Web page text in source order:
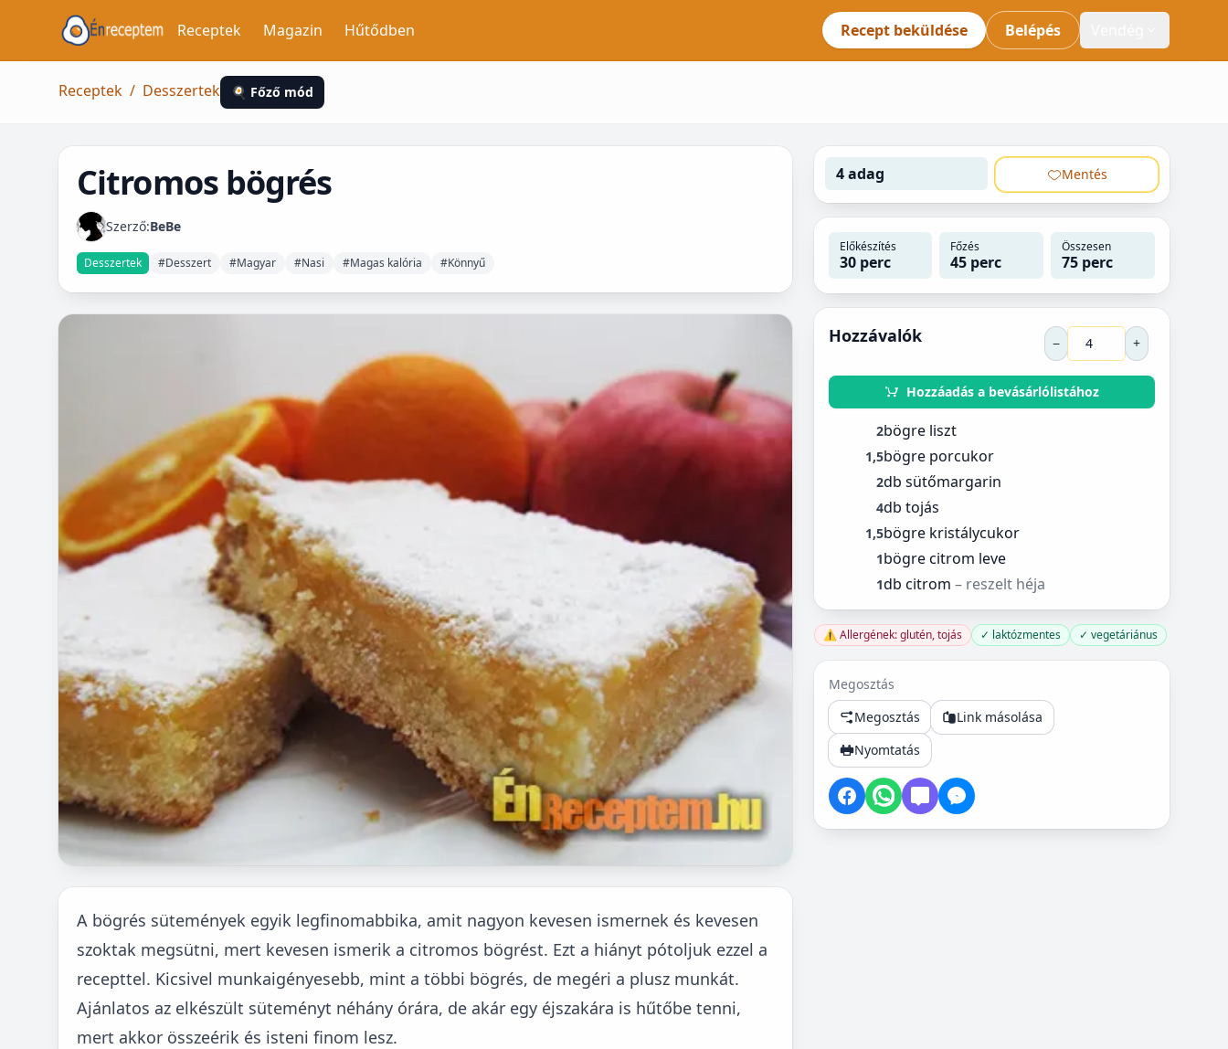
Receptek Magazin Hűtődben Recept beküldése Belépés
Receptek / Desszertek 🍳 Főző mód
Citromos bögrés
Szerző:BeBe
Desszertek #Desszert #Magyar #Nasi #Magas kalória #Könnyű
A bögrés sütemények egyik legfinomabbika, amit nagyon kevesen ismernek és kevesen
szoktak megsütni, mert kevesen ismerik a citromos bögrést. Ezt a hiányt pótoljuk ezzel a
recepttel. Kicsivel munkaigényesebb, mint a többi bögrés, de megéri a plusz munkát.
Ajánlatos az elkészült süteményt néhány órára, de akár egy éjszakára is hűtőbe tenni,
mert akkor összeérik és isteni finom lesz.
4 adag Mentés
Előkészítés
30 perc
Főzés
45 perc
Összesen
75 perc
Hozzávalók − +
Hozzáadás a bevásárlólistához
2bögre liszt
1,5bögre porcukor
2db sütőmargarin
4db tojás
1,5bögre kristálycukor
1bögre citrom leve
1db citrom – reszelt héja
⚠️ Allergének: glutén, tojás ✓ laktózmentes ✓ vegetáriánus
Megosztás
Megosztás
Link másolása
Nyomtatás